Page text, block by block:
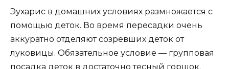
Эухарис в домашних условиях размножается с
помощью деток. Во время пересадки очень
аккуратно отделяют созревших деток от
луковицы. Обязательное условие — групповая
посадка деток в достаточно тесный горшок.